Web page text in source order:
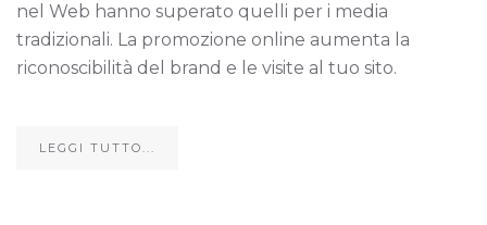
nel Web hanno superato quelli per i media
tradizionali. La promozione online aumenta la
riconoscibilità del brand e le visite al tuo sito.
LEGGI TUTTO...